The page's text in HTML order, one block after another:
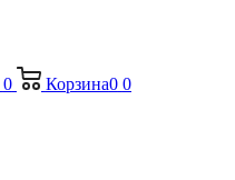
0 Корзина0 0